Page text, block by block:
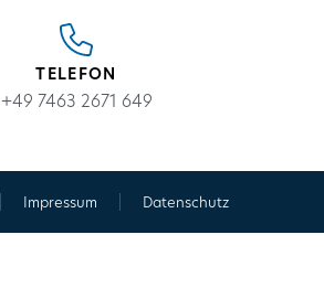
TELEFON
+49 7463 2671 649
Impressum Datenschutz